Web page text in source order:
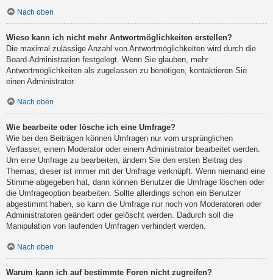
Nach oben
Wieso kann ich nicht mehr Antwortmöglichkeiten erstellen?
Die maximal zulässige Anzahl von Antwortmöglichkeiten wird durch die
Board-Administration festgelegt. Wenn Sie glauben, mehr
Antwortmöglichkeiten als zugelassen zu benötigen, kontaktieren Sie
einen Administrator.
Nach oben
Wie bearbeite oder lösche ich eine Umfrage?
Wie bei den Beiträgen können Umfragen nur vom ursprünglichen
Verfasser, einem Moderator oder einem Administrator bearbeitet werden.
Um eine Umfrage zu bearbeiten, ändern Sie den ersten Beitrag des
Themas; dieser ist immer mit der Umfrage verknüpft. Wenn niemand eine
Stimme abgegeben hat, dann können Benutzer die Umfrage löschen oder
die Umfrageoption bearbeiten. Sollte allerdings schon ein Benutzer
abgestimmt haben, so kann die Umfrage nur noch von Moderatoren oder
Administratoren geändert oder gelöscht werden. Dadurch soll die
Manipulation von laufenden Umfragen verhindert werden.
Nach oben
Warum kann ich auf bestimmte Foren nicht zugreifen?